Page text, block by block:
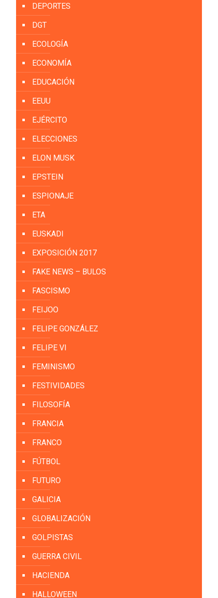
DEPORTES
DGT
ECOLOGÍA
ECONOMÍA
EDUCACIÓN
EEUU
EJÉRCITO
ELECCIONES
ELON MUSK
EPSTEIN
ESPIONAJE
ETA
EUSKADI
EXPOSICIÓN 2017
FAKE NEWS – BULOS
FASCISMO
FEIJOO
FELIPE GONZÁLEZ
FELIPE VI
FEMINISMO
FESTIVIDADES
FILOSOFÍA
FRANCIA
FRANCO
FÚTBOL
FUTURO
GALICIA
GLOBALIZACIÓN
GOLPISTAS
GUERRA CIVIL
HACIENDA
HALLOWEEN